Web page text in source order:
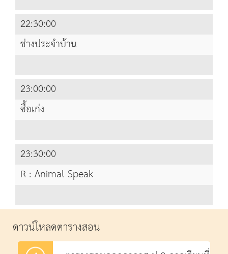
22:30:00
ช่างประจำบ้าน
23:00:00
ซื้อเก่ง
23:30:00
R : Animal Speak
ดาวน์โหลดตารางสอน